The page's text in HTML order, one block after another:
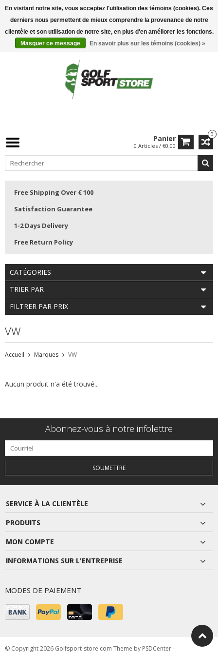
0
Panier
0 Articles / €0,00
Free Shipping Over € 100
Satisfaction Guarantee
1-2 Days Delivery
Free Return Policy
CATÉGORIES
TRIER PAR
FILTRER PAR PRIX
VW
Accueil Marques VW
Aucun produit n'a été trouvé...
Abonnez-vous à notre infolettre
SOUMETTRE
SERVICE À LA CLIENTÈLE
PRODUITS
MON COMPTE
INFORMATIONS SUR L'ENTREPRISE
MODES DE PAIEMENT
© Copyright 2026 Golfsport-store.com Theme by PSDCenter-
En visitant notre site, vous acceptez l'utilisation des témoins (cookies). Ces
derniers nous permettent de mieux comprendre la provenance de notre
clientèle et son utilisation de notre site, en plus d'en améliorer les fonctions.
Masquer ce message
En savoir plus sur les témoins (cookies) »